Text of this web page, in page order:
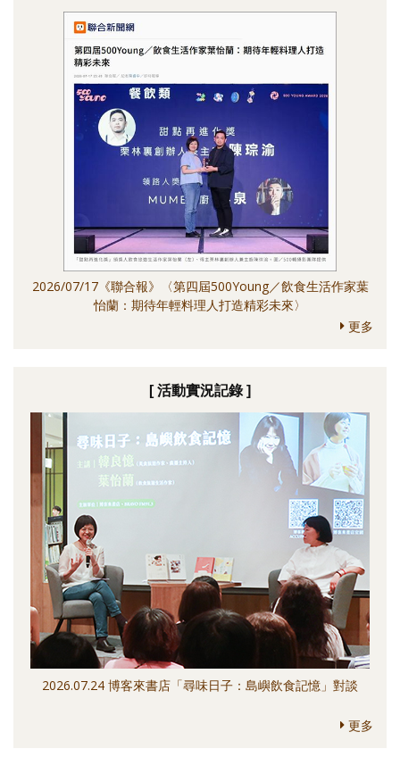
2026/07/17《聯合報》〈第四屆500Young／飲食生活作家葉
怡蘭：期待年輕料理人打造精彩未來〉
更多
[ 活動實況記錄 ]
2026.07.24 博客來書店「尋味日子：島嶼飲食記憶」對談
更多